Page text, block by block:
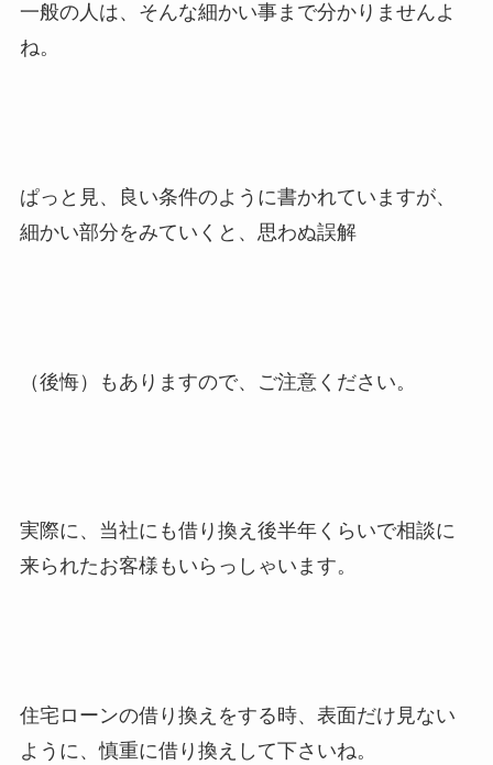
一般の人は、そんな細かい事まで分かりませんよ
ね。
ぱっと見、良い条件のように書かれていますが、
細かい部分をみていくと、思わぬ誤解
（後悔）もありますので、ご注意ください。
実際に、当社にも借り換え後半年くらいで相談に
来られたお客様もいらっしゃいます。
住宅ローンの借り換えをする時、表面だけ見ない
ように、慎重に借り換えして下さいね。